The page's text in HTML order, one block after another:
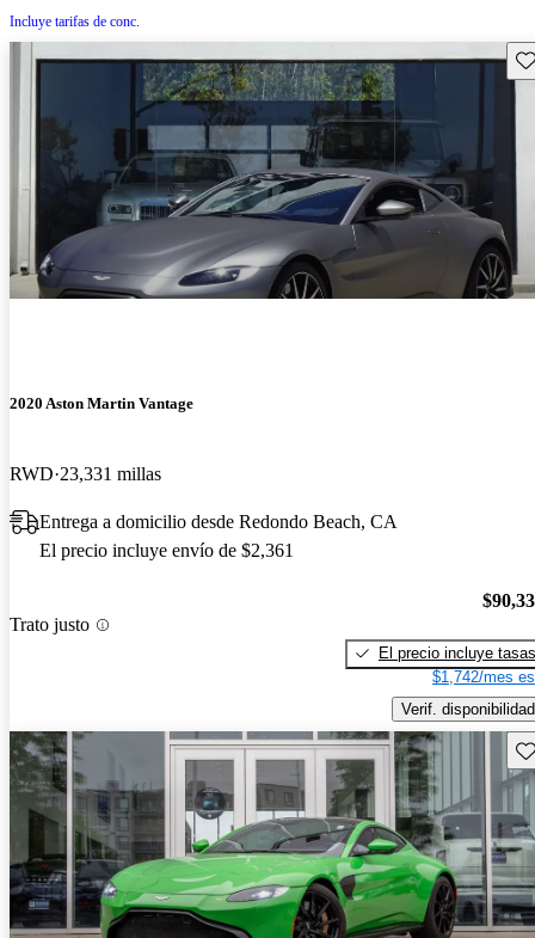
Incluye tarifas de conc.
2020 Aston Martin Vantage
RWD 23,331 millas
Entrega a domicilio desde Redondo Beach, CA
El precio incluye envío de $2,361
Trato justo
El precio incluye tasas
$1,742/mes
Verif. disponibilidad